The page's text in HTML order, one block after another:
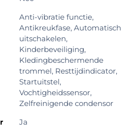
Anti-vibratie functie,
Antikreukfase, Automatisch
uitschakelen,
Kinderbeveiliging,
Kledingbeschermende
trommel, Resttijdindicator,
Startuitstel,
Vochtigheidssensor,
Zelfreinigende condensor
Ja